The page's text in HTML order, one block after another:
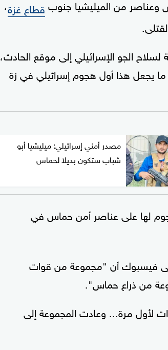
من الميليشيا جنوب قطاع غزة،
الجو الإسرائيلي إلى موقع الحادث،
من حركة حماس، ما يجعل هذا أول هجوم إسرائيلي في زة
مصدر أمني إسرائيلي: ميليشيا أبو
شباب ستكون بديلا لحماس
هجوم لها على عناصر أمن حماس في
فيسبوك أن "مجموعة من قوات
من ذراع حماس".
لأول مرة... وعادت المجموعة إلى